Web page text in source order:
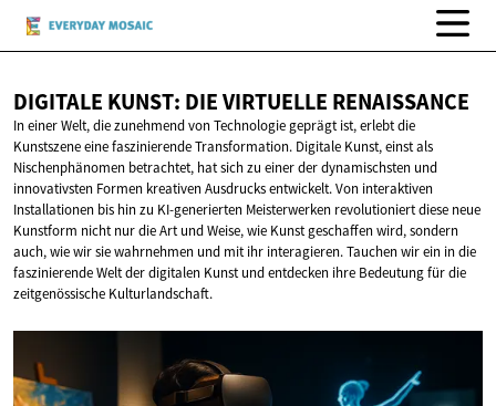
DIGITALE KUNST: DIEVIRTUELLE RENAISSANCE
In einer Welt, die zunehmend von Technologie geprägt ist, erlebt die
Kunstszene eine faszinierende Transformation. Digitale Kunst, einst als
Nischenphänomen betrachtet, hat sich zu einer der dynamischsten und
innovativsten Formen kreativen Ausdrucks entwickelt. Von interaktiven
Installationen bis hin zu KI-generierten Meisterwerken revolutioniert diese neue
Kunstform nicht nur die Art und Weise, wie Kunst geschaffen wird, sondern
auch, wie wir sie wahrnehmen und mit ihr interagieren. Tauchen wir ein in die
faszinierende Welt der digitalen Kunst und entdecken ihre Bedeutung für die
zeitgenössische Kulturlandschaft.